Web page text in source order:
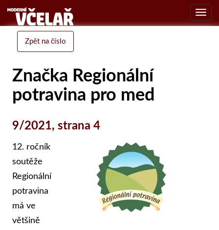
Zpět na číslo
Značka Regionální
potravina pro med
9/2021, strana 4
12. ročník
soutěže
Regionální
potravina
má ve
většině